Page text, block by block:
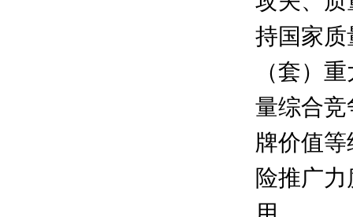
持国家
（套）
量综合
牌价值
险推广